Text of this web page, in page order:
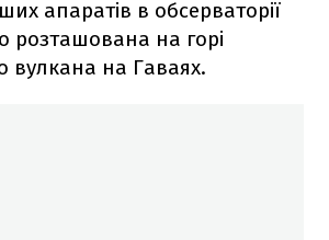
апаратів в обсерваторії
розташована на горі
вулкана на Гаваях.